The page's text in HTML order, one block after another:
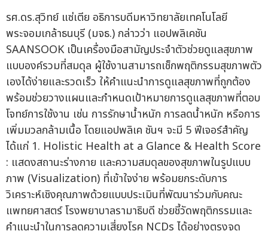
รศ.ดร.สุวิทย์ แซ่เตีย อธิการบดีมหาวิทยาลัยเทคโนโลยี
พระจอมเกล้าธนบุรี (มจธ.) กล่าวว่า แอปพลิเคชัน
SAANSOOK เป็นเครื่องมือสามัญประจำตัวช่วยดูแลสุขภาพ
แบบองค์รวมที่สมดุล ผู้ใช้งานสามารถเช็กพฤติกรรมสุขภาพตัว
เองได้ง่ายและรวดเร็ว ให้คำแนะนำการดูแลสุขภาพที่ถูกต้อง
พร้อมช่วยวางแผนและกำหนดเป้าหมายการดูแลสุขภาพที่ตอบ
โจทย์การใช้งาน เช่น การรักษาน้ำหนัก การลดน้ำหนัก หรือการ
เพิ่มมวลกล้ามเนื้อ โดยแอปพลิเค ชันฯ จะมี 5 ฟีเจอร์สำคัญ
ได้แก่ 1. Holistic Health at a Glance & Health Score
: แสดงสถานะร่างกาย และความสมดุลของสุขภาพในรูปแบบ
ภาพ (Visualization) ที่เข้าใจง่าย พร้อมยกระดับการ
วิเคราะห์เชิงคุณภาพด้วยแบบประเมินที่พัฒนาร่วมกับคณะ
แพทยศาสตร์ โรงพยาบาลรามาธิบดี ช่วยชี้วัดพฤติกรรมและ
คำแนะนำในการลดความเสี่ยงโรค NCDs ได้อย่างตรงจุด